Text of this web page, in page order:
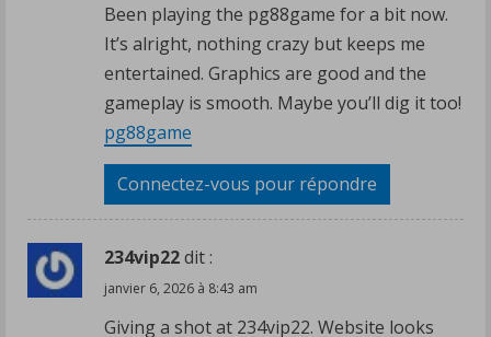
Been playing the pg88game for a bit now.
It’s alright, nothing crazy but keeps me
entertained. Graphics are good and the
gameplay is smooth. Maybe you’ll dig it too!
pg88game
Connectez-vous pour répondre
234vip22dit :
janvier 6, 2026 à 8:43 am
Giving a shot at 234vip22. Website looks